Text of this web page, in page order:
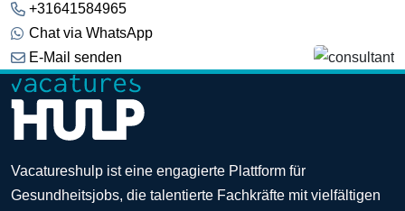
+31641584965
Chat via WhatsApp
E-Mail senden
Vacatureshulp ist eine engagierte Plattform für
Gesundheitsjobs, die talentierte Fachkräfte mit vielfältigen